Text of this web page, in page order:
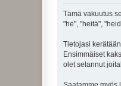
Tämä vakuutus
"he", "heitä",
Tietojasi
Ensimmäiset
olet selannut